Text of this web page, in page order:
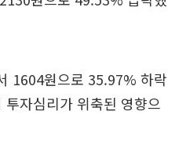
1604원으로 35.97% 하락
투자심리가 위축된 영향으